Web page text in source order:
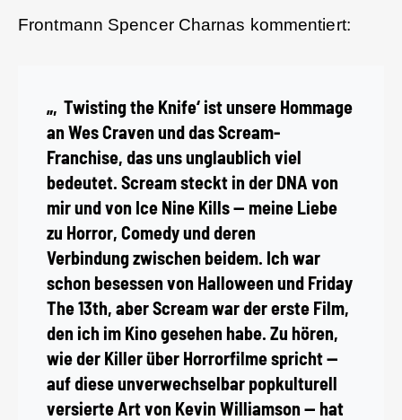
Frontmann Spencer Charnas kommentiert:
„‚Twisting the Knife‘ ist unsere Hommage
an Wes Craven und das Scream-
Franchise, das uns unglaublich viel
bedeutet. Scream steckt in der DNA von
mir und von Ice Nine Kills — meine Liebe
zu Horror, Comedy und deren
Verbindung zwischen beidem. Ich war
schon besessen von Halloween und Friday
The 13th, aber Scream war der erste Film,
den ich im Kino gesehen habe. Zu hören,
wie der Killer über Horrorfilme spricht —
auf diese unverwechselbar popkulturell
versierte Art von Kevin Williamson — hat